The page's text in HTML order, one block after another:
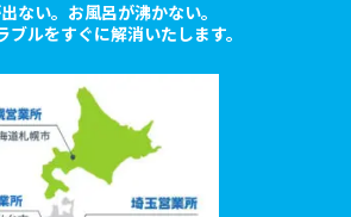
ない。お風呂が沸かない。
ブルをすぐに解消いたします。